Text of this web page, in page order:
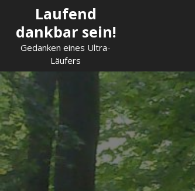
content
Laufend
dankbar sein!
Gedanken eines Ultra-
Läufers